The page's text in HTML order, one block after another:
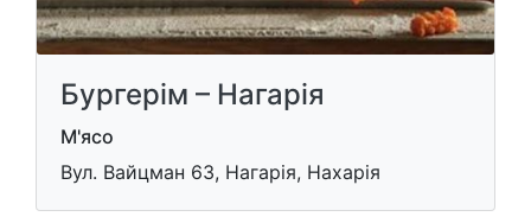
Бургерім – Нагарія
М'ясо
Вул. Вайцман 63, Нагарія, Нахарія